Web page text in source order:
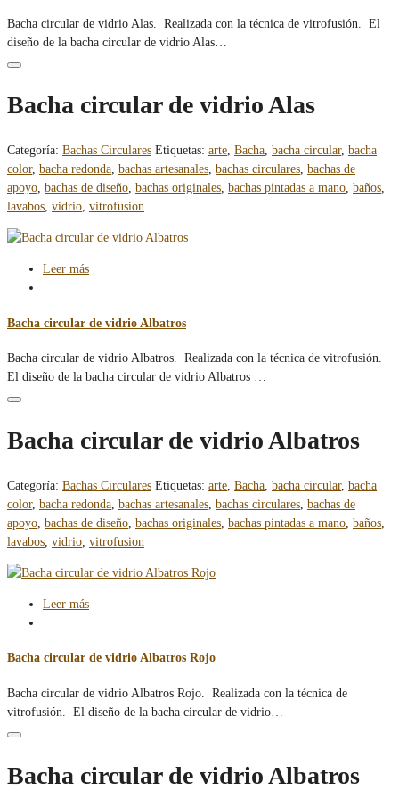
Bacha circular de vidrio Alas. Realizada con la técnica de vitrofusión. El
diseño de la bacha circular de vidrio Alas…
Bacha circular de vidrio Alas
Categoría: Bachas Circulares Etiquetas: arte, Bacha, bacha circular, bacha
color, bacha redonda, bachas artesanales, bachas circulares, bachas de
apoyo, bachas de diseño, bachas originales, bachas pintadas a mano, baños,
lavabos, vidrio, vitrofusion
Leer más
Bacha circular de vidrio Albatros
Bacha circular de vidrio Albatros. Realizada con la técnica de vitrofusión.
El diseño de la bacha circular de vidrio Albatros …
Bacha circular de vidrio Albatros
Categoría: Bachas Circulares Etiquetas: arte Bacha bacha circular, bacha
color, bacha redonda bachas artesanales bachas circulares bachas de
apoyo bachas de diseño bachas originales bachas pintadas a mano baños
lavabos vidrio vitrofusion
Leer más
Bacha circular de vidrio Albatros Rojo
Bacha circular de vidrio Albatros Rojo. Realizada con la técnica de
vitrofusión. El diseño de la bacha circular de vidrio…
Bacha circular de vidrio Albatros